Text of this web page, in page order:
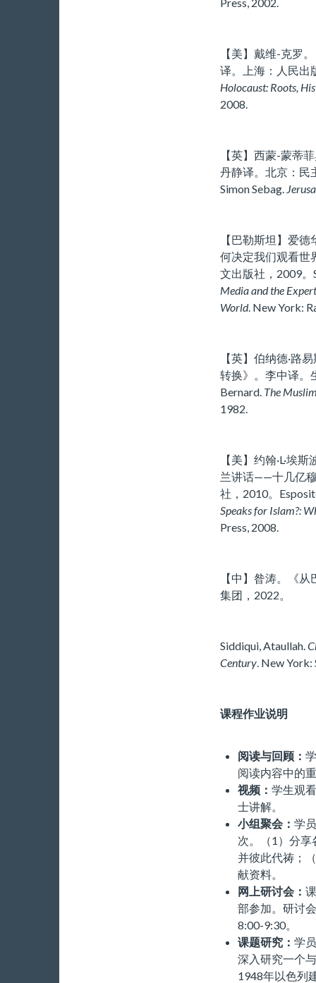
【美】戴维-克罗
译。上海：人民出
Holocaust: Roots,
2008.
【英】西蒙-蒙蒂
丹静译。北京：民
Simon Sebag.
【巴勒斯坦】爱
何决定我们观看世
文出版社，2009。
Media and the
World. New York:
【英】伯纳德·路
转换》。李中译。
Bernard. The
1982.
【美】约翰·L·埃
兰讲话——十几亿
社，2010。
Speaks for Islam?:
Press, 2008.
【中】昝涛。《
集团，2022。
Siddiqui, Ataullah.
Century. New York:
课程作业说明
阅读与回顾：
阅读内容中的
视频： 学生观
士讲解。
小组聚会： 学
次。（1）分
并彼此代祷；
献资料。
网上研讨会：
部参加。研讨
8:00-9:30。
课题研究： 学
深入研究一个
1948年以色列